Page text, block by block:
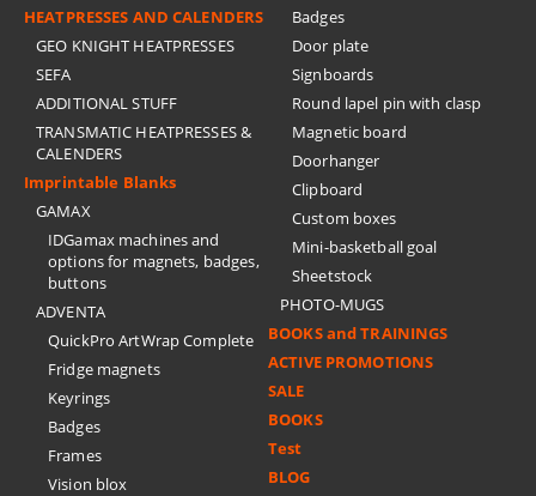
HEATPRESSES AND CALENDERS
GEO KNIGHT HEATPRESSES
SEFA
ADDITIONAL STUFF
TRANSMATIC HEATPRESSES &
CALENDERS
Imprintable Blanks
GAMAX
IDGamax machines and
options for magnets, badges,
buttons
ADVENTA
QuickPro ArtWrap Complete
Fridge magnets
Keyrings
Badges
Frames
Vision blox
Badges
Door plate
Signboards
Round lapel pin with clasp
Magnetic board
Doorhanger
Clipboard
Custom boxes
Mini-basketball goal
Sheetstock
PHOTO-MUGS
BOOKS and TRAININGS
ACTIVE PROMOTIONS
SALE
BOOKS
Test
BLOG